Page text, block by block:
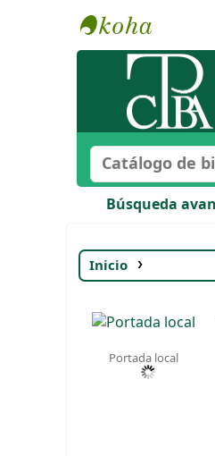
Biblioteca
Buscar en el
Búsqueda
Inicio
Portada local